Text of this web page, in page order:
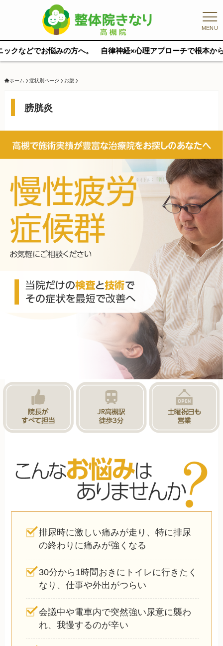
MENU
方へ。 自律神経×心理アプローチで根本から整えます。 完
ホーム 症状別ページ お腹
膀胱炎
排尿時に激しい痛みが走り、特に排尿
の終わりに痛みが強くなる
30分から1時間おきにトイレに行きたく
なり、仕事や外出がつらい
会議中や電車内で突然強い尿意に襲わ
れ、我慢するのが辛い